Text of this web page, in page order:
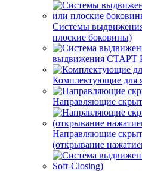
Системы
плоские боковины)
выдвижения СТАРТ
Комплектующие
Направляющие
Направляющие
(открывание